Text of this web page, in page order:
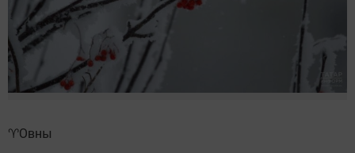
♈️Овны